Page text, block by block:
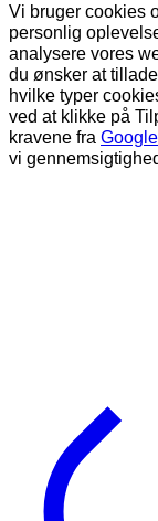
Vi bruger cookies
personlig
analysere vores
du ønsker at
hvilke typer
ved at klikke på
kravene fra
vi